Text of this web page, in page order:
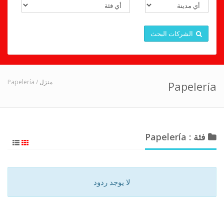
الشركات البحث
Papelería منزل / Papelería
فئة : Papelería
لا يوجد ردود